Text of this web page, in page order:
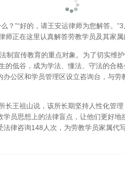
？”“好的，请王安运律师为您解答。
正在这里认真解答劳教学员及其家属
宣传教育的重点对象。为了切实维
的低谷，成为学法、懂法、守法的合
办公区和学员管理区设立咨询台，与
王祖山说，该所长期坚持人性化管理
学员思想上的法律盲点，让他们更好
法律咨询148人次，为劳教学员家属代